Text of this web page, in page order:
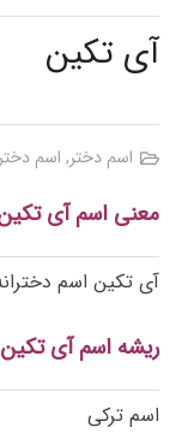
آی تکین
اسم دختر, اسم
معنی اسم آی
آی تکین اسم
ریشه اسم آی تکین
اسم ترکی